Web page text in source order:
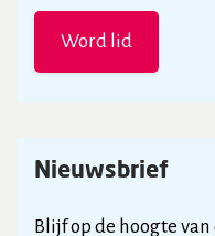
Word lid
Nieuwsbrief
Blijf op de hoogte